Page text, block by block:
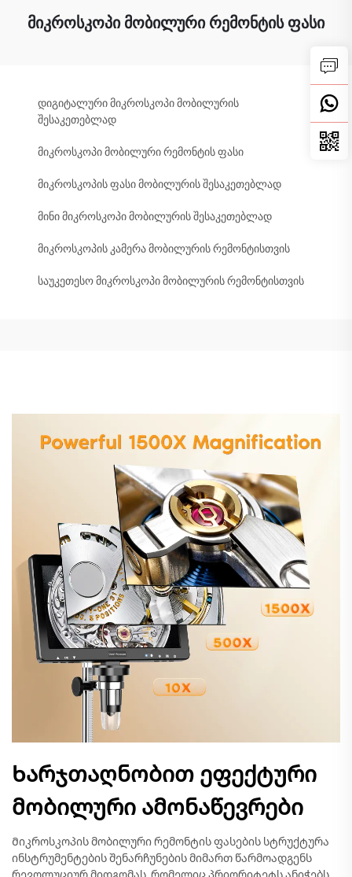
მიკროსკოპი მობილური რემონტის ფასი
დიგიტალური მიკროსკოპი მობილურის
შესაკეთებლად
მიკროსკოპი მობილური რემონტის ფასი
მიკროსკოპის ფასი მობილურის შესაკეთებლად
მინი მიკროსკოპი მობილურის შესაკეთებლად
მიკროსკოპის კამერა მობილურის რემონტისთვის
საუკეთესო მიკროსკოპი მობილურის რემონტისთვის
Ხარჯთაღნობით ეფექტური
მობილური ამონაწევრები
Მიკროსკოპის მობილური რემონტის ფასების სტრუქტურა
ინსტრუმენტების შენარჩუნების მიმართ წარმოადგენს